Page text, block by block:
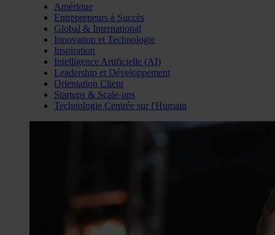
Amérique
Entrepreneurs à Succès
Global & International
Innovation et Technologie
Inspiration
Intelligence Artificielle (AI)
Leadership et Développement
Orientation Client
Startups & Scale-ups
Technologie Centrée sur l'Humain